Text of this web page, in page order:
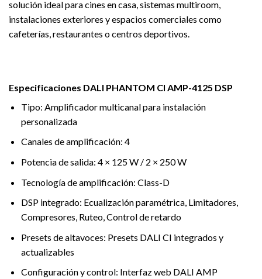
solución ideal para cines en casa, sistemas multiroom,
instalaciones exteriores y espacios comerciales como
cafeterías, restaurantes o centros deportivos.
Especificaciones DALI PHANTOM CI AMP-4125 DSP
Tipo: Amplificador multicanal para instalación
personalizada
Canales de amplificación: 4
Potencia de salida: 4 × 125 W / 2 × 250 W
Tecnología de amplificación: Class-D
DSP integrado: Ecualización paramétrica, Limitadores,
Compresores, Ruteo, Control de retardo
Presets de altavoces: Presets DALI CI integrados y
actualizables
Configuración y control: Interfaz web DALI AMP